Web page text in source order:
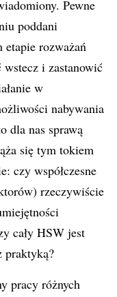
Pewne
poddani
rozważań
i zastanowić
w
nabywania
dla nas sprawą
się tym tokiem
czy współczesne
rzeczywiście
cały HSW jest
praktyką?
pracy różnych